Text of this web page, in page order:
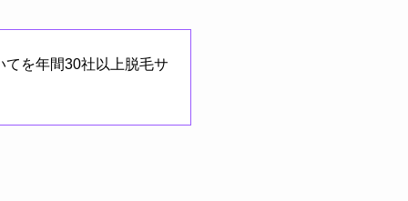
を年間30社以上脱毛サ